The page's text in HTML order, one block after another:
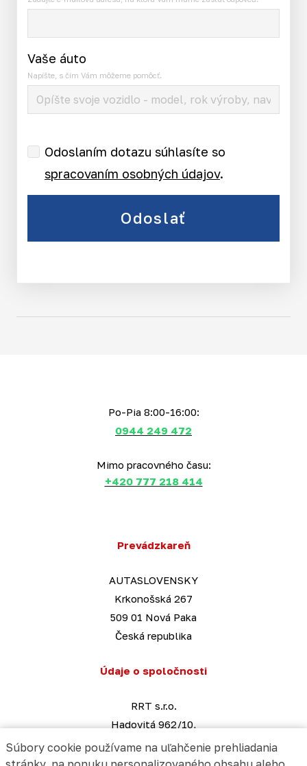
Vaše áuto
Napíšte, s čím Vám môžeme pomôcť.
Odoslaním dotazu súhlasíte so
spracovaním osobných údajov.
Odoslať
Po-Pia 8:00-16:00:
0944 249 472
Mimo pracovného času:
+420 777 218 414
Prevádzkareň
AUTASLOVENSKY
Krkonošská 267
509 01 Nová Paka
Česká republika
Údaje o spoločnosti
RRT s.r.o.
Hadovitá 962/10,
141 00 Praha 4
Česká republika
Súbory cookie používame na uľahčenie prehliadania